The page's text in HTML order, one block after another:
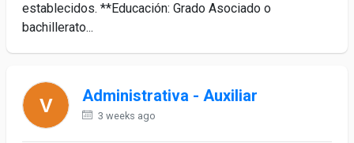
establecidos. **Educación: Grado Asociado o
bachillerato...
Administrativa - Auxiliar
3 weeks ago